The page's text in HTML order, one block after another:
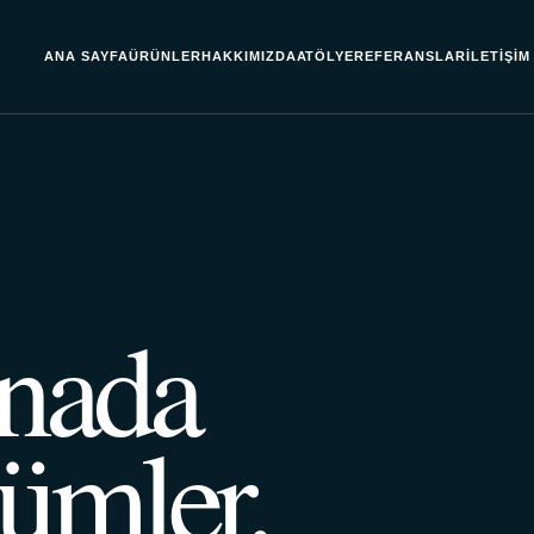
ANA SAYFAÜRÜNLERHAKKIMIZDAATÖLYEREFERANSLARİLETIŞIM